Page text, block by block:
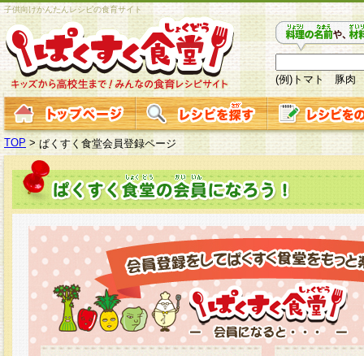
子供向けかんたんレシピの食育サイト
(例)トマト 豚肉
TOP > ぱくすく食堂会員登録ページ